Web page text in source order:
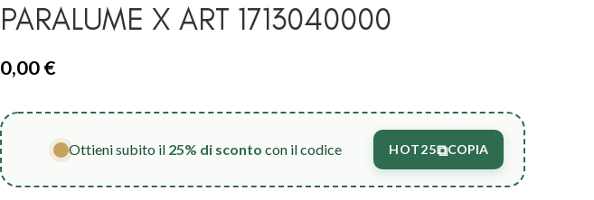
PARALUME X ART 1713040000
0,00€
Ottieni subito il 25% di sconto con il codice HOT25⧉COPIA